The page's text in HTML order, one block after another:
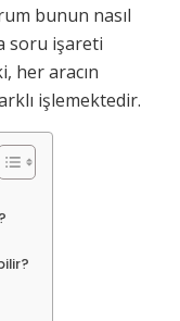
bunun nasıl
soru işareti
her aracın
işlemektedir.